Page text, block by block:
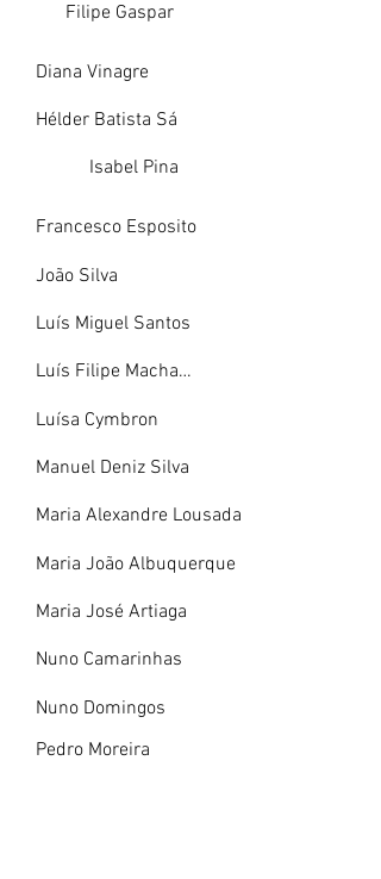
Filipe Gaspar
Diana Vinagre
Hélder Batista Sá
Isabel Pina
Francesco Esposito
João Silva
Luís Miguel Santos
Luís Filipe Machado dos Santos
Luísa Cymbron
Manuel Deniz Silva
Maria Alexandre Lousada
Maria João Albuquerque
Maria José Artiaga
Nuno Camarinhas
Nuno Domingos
Pedro Moreira